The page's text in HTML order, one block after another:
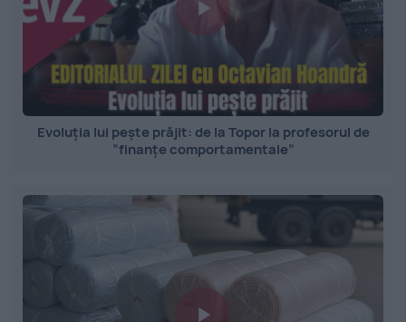
Evoluția lui pește prăjit: de la Topor la profesorul de
”finanțe comportamentale”